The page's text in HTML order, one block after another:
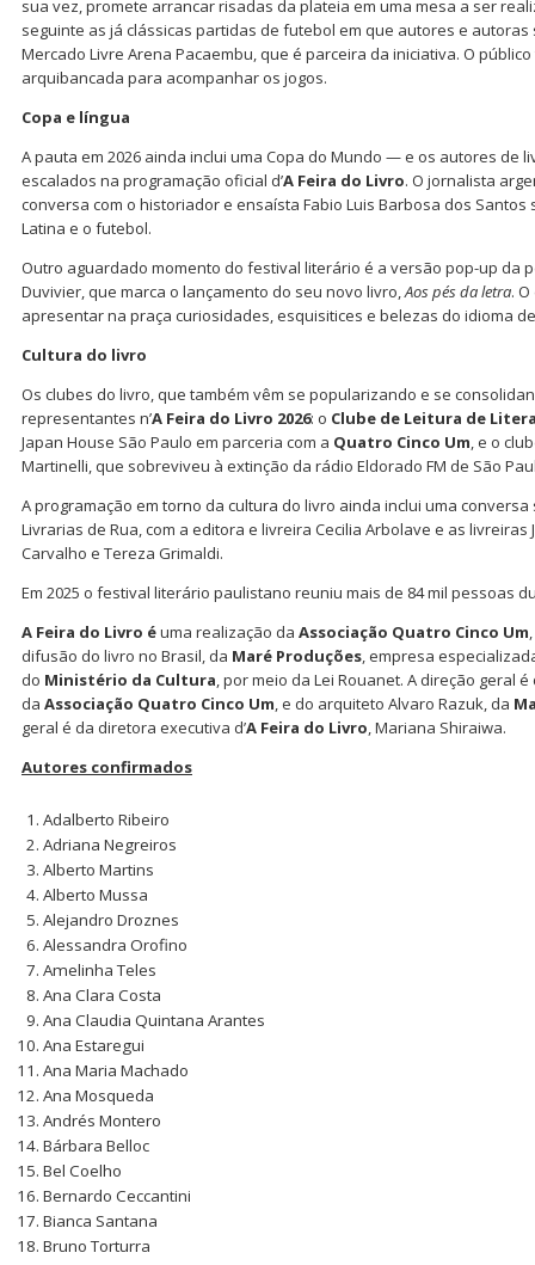
sua vez, promete arrancar risadas da plateia em uma mesa a ser
seguinte as já clássicas partidas de futebol em que autores e
Mercado Livre Arena Pacaembu, que é parceira da iniciativa. O
arquibancada para acompanhar os jogos.
Copa e língua
A pauta em 2026 ainda inclui uma Copa do Mundo — e os autores de
escalados na programação oficial d’A Feira do Livro. O jornalista
conversa com o historiador e ensaísta Fabio Luis Barbosa dos Santos
Latina e o futebol.
Outro aguardado momento do festival literário é a versão pop-up da
Duvivier, que marca o lançamento do seu novo livro,Aos pés da letra.
apresentar na praça curiosidades, esquisitices e belezas do idioma
Cultura do livro
Os clubes do livro, que também vêm se popularizando e se
representantes n’A Feira do Livro 2026: o Clube de Leitura de
Japan House São Paulo em parceria com a Quatro Cinco Um, e o
Martinelli, que sobreviveu à extinção da rádio Eldorado FM de São
A programação em torno da cultura do livro ainda inclui uma
Livrarias de Rua, com a editora e livreira Cecilia Arbolave e as livreiras
Carvalho e Tereza Grimaldi.
Em 2025 o festival literário paulistano reuniu mais de 84 mil pessoas
A Feira do Livro éuma realização da Associação Quatro Cinco Um
difusão do livro no Brasil, da Maré Produções, empresa
do Ministério da Cultura, por meio da Lei Rouanet. A direção geral
da Associação Quatro Cinco Um, e do arquiteto Alvaro Razuk, da
geral é da diretora executiva d’A Feira do Livro, Mariana Shiraiwa.
Autores confirmados
Adalberto Ribeiro
Adriana Negreiros
Alberto Martins
Alberto Mussa
Alejandro Droznes
Alessandra Orofino
Amelinha Teles
Ana Clara Costa
Ana Claudia Quintana Arantes
Ana Estaregui
Ana Maria Machado
Ana Mosqueda
Andrés Montero
Bárbara Belloc
Bel Coelho
Bernardo Ceccantini
Bianca Santana
Bruno Torturra